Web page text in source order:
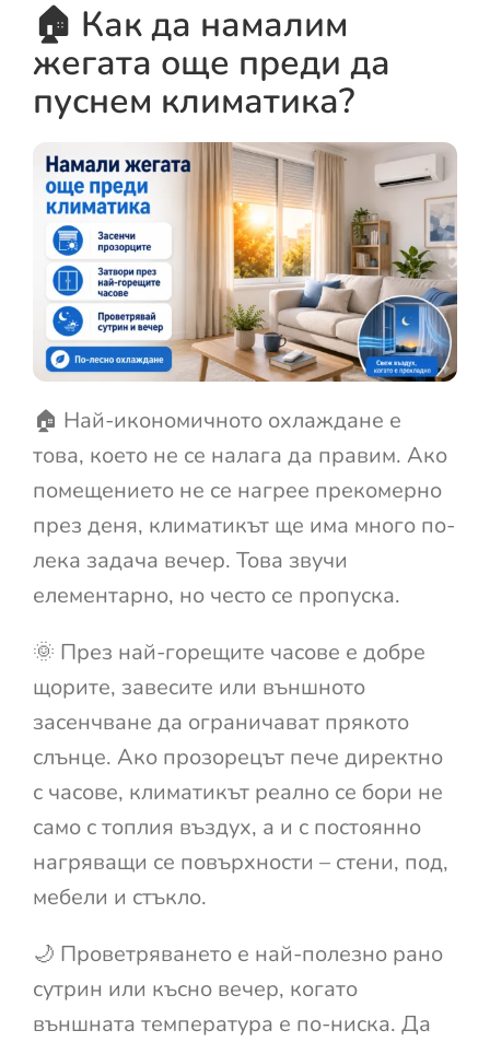
🏠 Как да намалим
жегата още преди да
пуснем климатика?
🏠 Най-икономичното охлаждане е
това, което не се налага да правим. Ако
помещението не се нагрее прекомерно
през деня, климатикът ще има много по-
лека задача вечер. Това звучи
елементарно, но често се пропуска.
🌞 През най-горещите часове е добре
щорите, завесите или външното
засенчване да ограничават прякото
слънце. Ако прозорецът пече директно
с часове, климатикът реално се бори не
само с топлия въздух, а и с постоянно
нагряващи се повърхности – стени, под,
мебели и стъкло.
🌙 Проветряването е най-полезно рано
сутрин или късно вечер, когато
външната температура е по-ниска. Да